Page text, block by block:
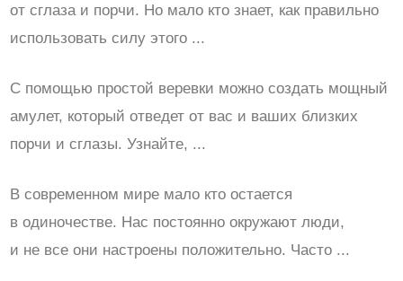
от сглаза и порчи. Но мало кто знает, как правильно
использовать силу этого ...
С помощью простой веревки можно создать мощный
амулет, который отведет от вас и ваших близких
порчи и сглазы. Узнайте, ...
В современном мире мало кто остается
в одиночестве. Нас постоянно окружают люди,
и не все они настроены положительно. Часто ...